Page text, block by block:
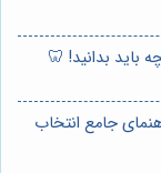
باید بدانید! 🦷
جامع انتخاب